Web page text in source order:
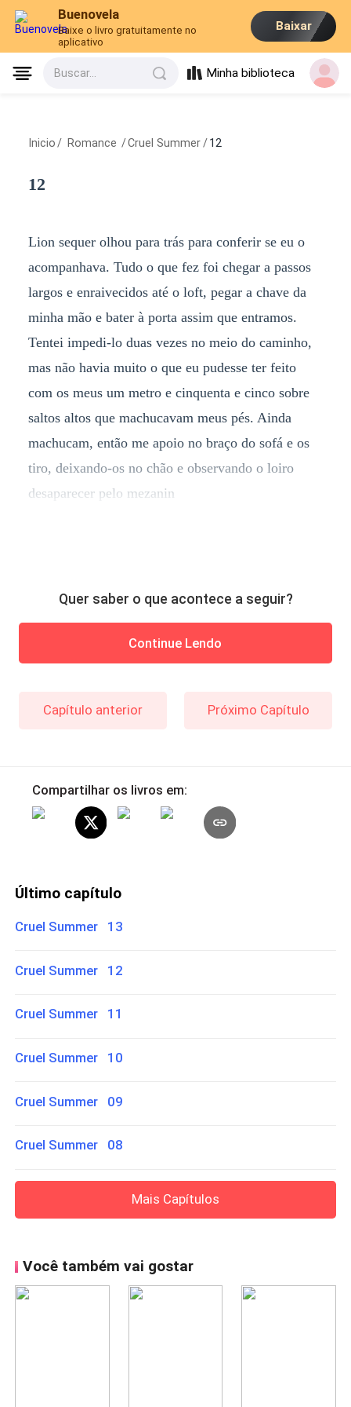
Buenovela
Baixe o livro gratuitamente no
aplicativo
Baixar
Buscar... Minha biblioteca
Inicio / Romance /Cruel Summer / 12
12
Lion sequer olhou para trás para conferir se eu o
acompanhava. Tudo o que fez foi chegar a passos
largos e enraivecidos até o loft, pegar a chave da
minha mão e bater à porta assim que entramos.
Tentei impedi-lo duas vezes no meio do caminho,
mas não havia muito o que eu pudesse ter feito
com os meus um metro e cinquenta e cinco sobre
saltos altos que machucavam meus pés. Ainda
machucam, então me apoio no braço do sofá e os
tiro, deixando-os no chão e observando o loiro
desaparecer pelo mezanin
Quer saber o que acontece a seguir?
Continue Lendo
Capítulo anterior Próximo Capítulo
Compartilhar os livros em:
Último capítulo
Cruel Summer 13
Cruel Summer 12
Cruel Summer 11
Cruel Summer 10
Cruel Summer 09
Cruel Summer 08
Mais Capítulos
Você também vai gostar